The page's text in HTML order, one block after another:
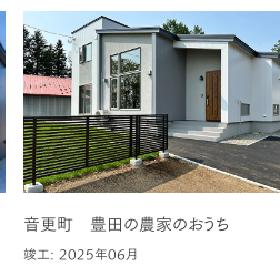
音更町 豊田の農家のおうち
竣工: 2025年06月